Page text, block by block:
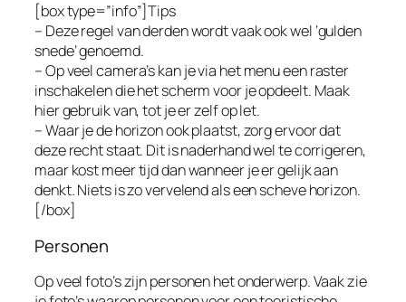
[box type=”info”]Tips
– Deze regel van derden wordt vaak ook wel ‘gulden
snede’ genoemd.
– Op veel camera’s kan je via het menu een raster
inschakelen die het scherm voor je opdeelt. Maak
hier gebruik van, tot je er zelf op let.
– Waar je de horizon ook plaatst, zorg ervoor dat
deze recht staat. Dit is naderhand wel te corrigeren,
maar kost meer tijd dan wanneer je er gelijk aan
denkt. Niets is zo vervelend als een scheve horizon.
[/box]
Personen
Op veel foto’s zijn personen het onderwerp. Vaak zie